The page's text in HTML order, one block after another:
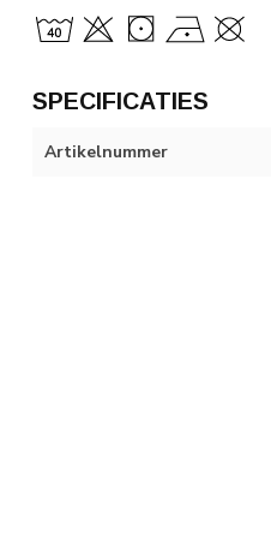
SPECIFICATIES
Artikelnummer